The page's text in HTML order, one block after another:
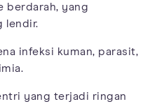
berdarah, yang
lendir.
infeksi kuman, parasit,
yang terjadi ringan